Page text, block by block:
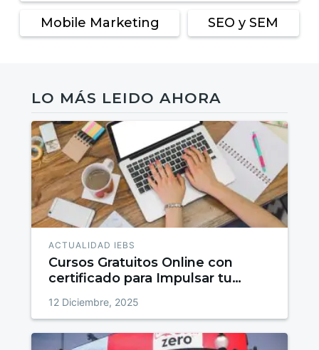
Mobile Marketing SEO y SEM
LO MÁS LEIDO AHORA
ACTUALIDAD IEBS
Cursos Gratuitos Online con
certificado para Impulsar tu
12 Diciembre, 2025